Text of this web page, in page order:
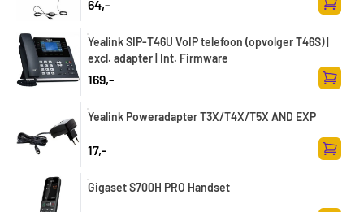
64,-
Yealink SIP-T46U VoIP telefoon (opvolger T46S) |
excl. adapter | Int. Firmware
169,-
Yealink Poweradapter T3X/T4X/T5X AND EXP
17,-
Gigaset S700H PRO Handset